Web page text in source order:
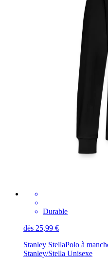
Durable
dès 25,99 €
Stanley StellaPolo à
Stanley/Stella Unisexe